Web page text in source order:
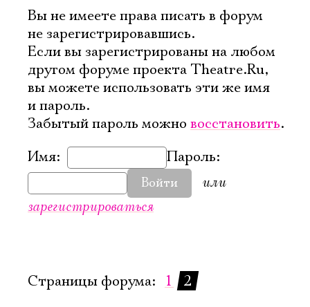
Вы не имеете права писать в форум
не зарегистрировавшись.
Если вы зарегистрированы на любом
другом форуме проекта Theatre.Ru,
вы можете использовать эти же имя
и пароль.
Забытый пароль можно восстановить.
Имя:
Пароль:
Войти
или
зарегистрироваться
Страницы форума: 1 2